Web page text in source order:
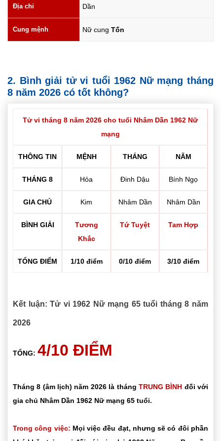
Địa chi Dần
Cung mệnh Nữ cung Tốn
2. Bình giải tử vi tuổi 1962 Nữ mạng tháng
8 năm 2026 có tốt không?
Tử vi tháng 8 năm 2026 cho tuổi Nhâm Dần 1962 Nữ
mạng
THÔNG TIN MỆNH THÁNG NĂM
THÁNG 8 Hỏa Đinh Dậu Bính Ngọ
GIA CHỦ Kim Nhâm Dần Nhâm Dần
BÌNH GIẢI
Tương
Khắc
Tứ Tuyệt Tam Hợp
TỔNG ĐIỂM 1/10 điểm 0/10 điểm 3/10 điểm
Kết luận: Tử vi 1962 Nữ mạng 65 tuổi tháng 8 năm
2026
TỔNG: 4/10 ĐIỂM
Tháng 8 (âm lịch) năm 2026 là tháng TRUNG BÌNH đối với
gia chủ Nhâm Dần 1962 Nữ mạng 65 tuổi.
Trong công việc: Mọi việc đều đạt, nhưng sẽ có đôi phần